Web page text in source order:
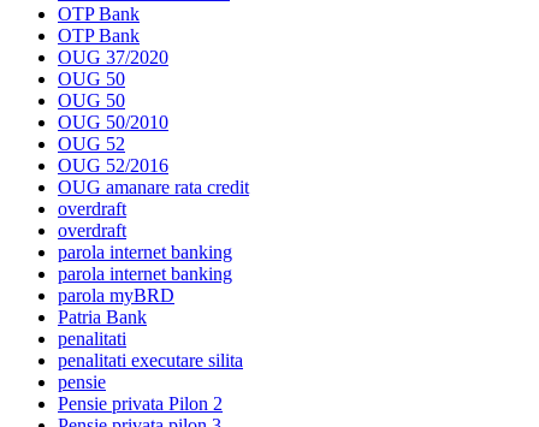
OTP Bank
OTP Bank
OUG 37/2020
OUG 50
OUG 50
OUG 50/2010
OUG 52
OUG 52/2016
OUG amanare rata credit
overdraft
overdraft
parola internet banking
parola internet banking
parola myBRD
Patria Bank
penalitati
penalitati executare silita
pensie
Pensie privata Pilon 2